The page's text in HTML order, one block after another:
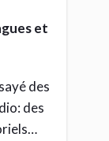
et
des
des